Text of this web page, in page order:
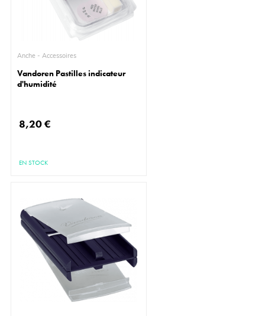
Anche - Accessoires
Vandoren Pastilles indicateur
d'humidité
8,20 €
EN STOCK